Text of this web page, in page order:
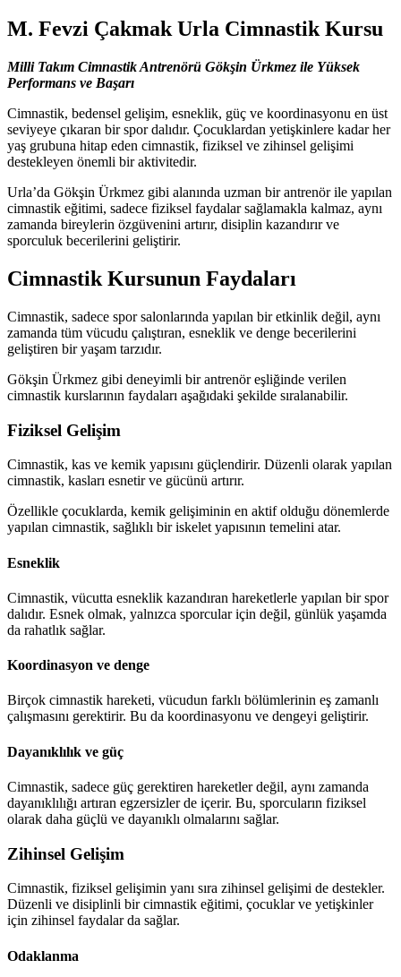
M. Fevzi Çakmak Urla Cimnastik Kursu
Milli Takım Cimnastik Antrenörü Gökşin Ürkmez ile Yüksek
Performans ve Başarı
Cimnastik, bedensel gelişim, esneklik, güç ve koordinasyonu en üst
seviyeye çıkaran bir spor dalıdır. Çocuklardan yetişkinlere kadar her
yaş grubuna hitap eden cimnastik, fiziksel ve zihinsel gelişimi
destekleyen önemli bir aktivitedir.
Urla’da Gökşin Ürkmez gibi alanında uzman bir antrenör ile yapılan
cimnastik eğitimi, sadece fiziksel faydalar sağlamakla kalmaz, aynı
zamanda bireylerin özgüvenini artırır, disiplin kazandırır ve
sporculuk becerilerini geliştirir.
Cimnastik Kursunun Faydaları
Cimnastik, sadece spor salonlarında yapılan bir etkinlik değil, aynı
zamanda tüm vücudu çalıştıran, esneklik ve denge becerilerini
geliştiren bir yaşam tarzıdır.
Gökşin Ürkmez gibi deneyimli bir antrenör eşliğinde verilen
cimnastik kurslarının faydaları aşağıdaki şekilde sıralanabilir.
Fiziksel Gelişim
Cimnastik, kas ve kemik yapısını güçlendirir. Düzenli olarak yapılan
cimnastik, kasları esnetir ve gücünü artırır.
Özellikle çocuklarda, kemik gelişiminin en aktif olduğu dönemlerde
yapılan cimnastik, sağlıklı bir iskelet yapısının temelini atar.
Esneklik
Cimnastik, vücutta esneklik kazandıran hareketlerle yapılan bir spor
dalıdır. Esnek olmak, yalnızca sporcular için değil, günlük yaşamda
da rahatlık sağlar.
Koordinasyon ve denge
Birçok cimnastik hareketi, vücudun farklı bölümlerinin eş zamanlı
çalışmasını gerektirir. Bu da koordinasyonu ve dengeyi geliştirir.
Dayanıklılık ve güç
Cimnastik, sadece güç gerektiren hareketler değil, aynı zamanda
dayanıklılığı artıran egzersizler de içerir. Bu, sporcuların fiziksel
olarak daha güçlü ve dayanıklı olmalarını sağlar.
Zihinsel Gelişim
Cimnastik, fiziksel gelişimin yanı sıra zihinsel gelişimi de destekler.
Düzenli ve disiplinli bir cimnastik eğitimi, çocuklar ve yetişkinler
için zihinsel faydalar da sağlar.
Odaklanma